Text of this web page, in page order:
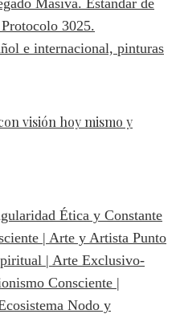
visión hoy mismo y